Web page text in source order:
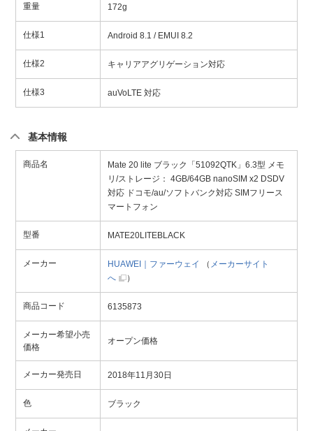
重量 172g
仕様1 Android 8.1 / EMUI 8.2
仕様2 キャリアアグリゲーション対応
仕様3 auVoLTE 対応
基本情報
商品名
Mate 20 lite ブラック「51092QTK」6.3型 メモ
リ/ストレージ： 4GB/64GB nanoSIM x2 DSDV
対応 ドコモ/au/ソフトバンク対応 SIMフリース
マートフォン
型番 MATE20LITEBLACK
メーカー HUAWEI｜ファーウェイ （ メーカーサイト
へ
）
商品コード 6135873
メーカー希望小売
価格
オープン価格
メーカー発売日 2018年11月30日
色 ブラック